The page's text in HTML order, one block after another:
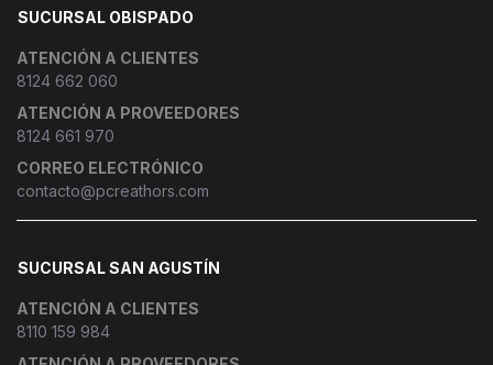
SUCURSAL OBISPADO
ATENCIÓN A CLIENTES
8124 662 060
ATENCIÓN A PROVEEDORES
8124 661 970
CORREO ELECTRÓNICO
contacto@pcreathors.com
SUCURSAL SAN AGUSTÍN
ATENCIÓN A CLIENTES
8110 159 984